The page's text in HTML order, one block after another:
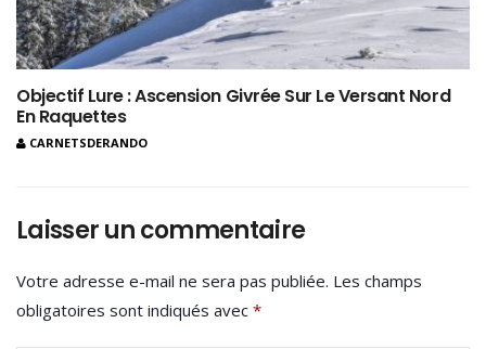
Objectif Lure : Ascension Givrée Sur Le Versant Nord
En Raquettes
CARNETSDERANDO
Laisser un commentaire
Votre adresse e-mail ne sera pas publiée. Les champs
obligatoires sont indiqués avec *